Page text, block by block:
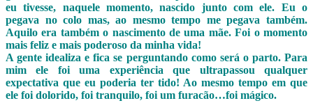
eu tivesse, naquele momento, nascido junto com ele. Eu o
pegava no colo mas, ao mesmo tempo me pegava também.
Aquilo era também o nascimento de uma mãe. Foi o momento
mais feliz e mais poderoso da minha vida!
A gente idealiza e fica se perguntando como será o parto. Para
mim ele foi uma experiência que ultrapassou qualquer
expectativa que eu poderia ter tido! Ao mesmo tempo em que
ele foi dolorido, foi tranquilo, foi um furacão…foi mágico.